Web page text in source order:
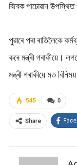
বিবেক পাচোৱান উপস্থিত
পুৱাৰে পৰা ৰাতিলৈকে
কৰে মন্ত্ৰী গৰাকীয়ে।
মন্ত্ৰী গৰাকীয়ে মত
0
545
Share